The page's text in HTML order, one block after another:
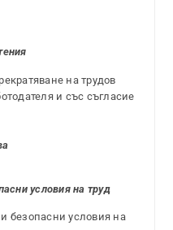
на трудов
и със съгласие
условия на труд
безопасни условия на